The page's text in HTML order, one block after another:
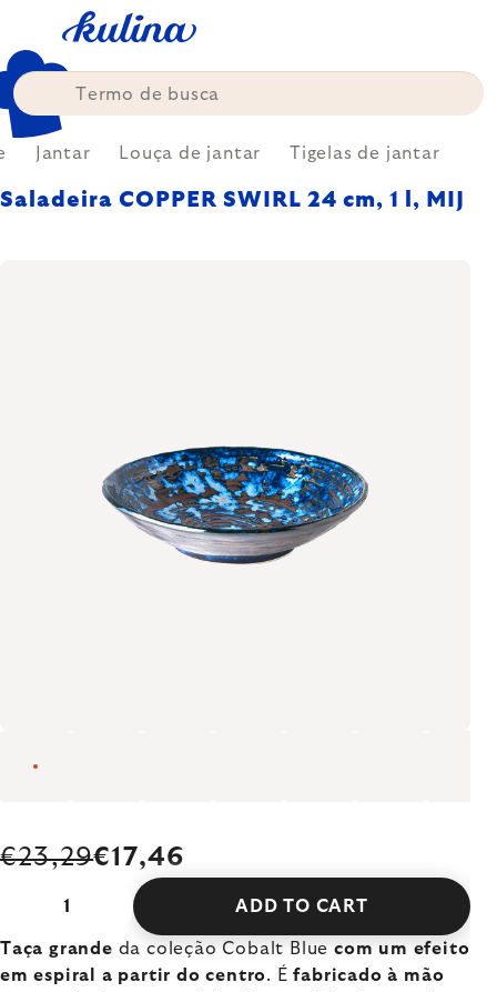
content
Jantar Louça de jantar Tigelas de jantar
Saladeira COPPER SWIRL 24 cm, 1 l, MIJ
€23,29€17,46
ADD TO CART
Taça grande da coleção Cobalt Bluecom um efeito
em espiral a partir do centro. Éfabricado à mão